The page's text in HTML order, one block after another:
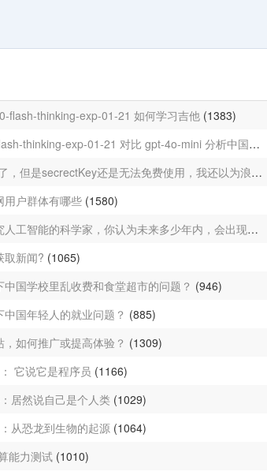
flash-thinking-exp-01-21 如何学习吉他 (1383)
gemini-2.0-flash-thinking-exp-01-21 对比 gpt-4o-mini 分析中国未来经济
chatgpt免费了，但是secrectKey还是无法免费使用，我还以为浪费我之前买的100块钱套壳api了
用户群体有哪些 (1580)
你是一名研究人工智能的科学家，你认为未来多少年内，会出现智能个人电脑？
取新闻? (1065)
中国学校里乱收费和食堂超市的问题？ (946)
国年轻人的就业问题？ (885)
如何推广或提高体验？ (1309)
它说它是程序员 (1166)
居然说自己是个人类 (1029)
从恐龙到生物的起源 (1064)
能力测试 (1010)